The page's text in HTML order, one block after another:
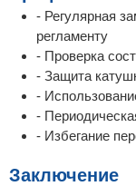
- Регулярная
регламенту
- Проверка
- Защита
-
-
- Избегание
Заключение